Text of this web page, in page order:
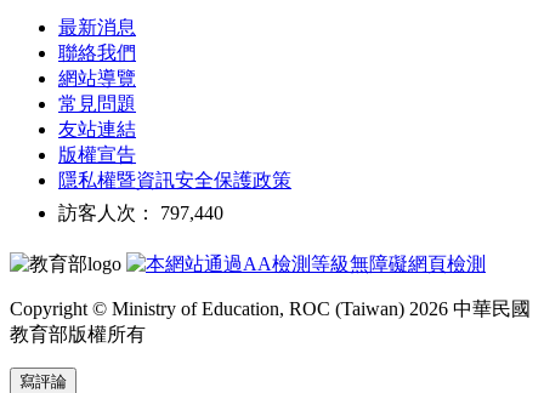
最新消息
聯絡我們
網站導覽
常見問題
友站連結
版權宣告
隱私權暨資訊安全保護政策
訪客人次： 797,440
Copyright © Ministry of Education, ROC (Taiwan) 2026 中華民國
教育部版權所有
寫評論